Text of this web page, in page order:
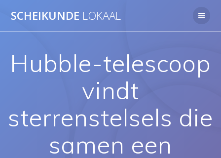
naar
SCHEIKUNDE LOKAAL
Hubble-telescoop
vindt
sterrenstelsels die
samen een